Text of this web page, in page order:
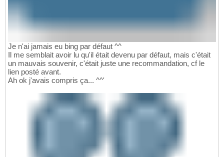
Je n'ai jamais eu bing par défaut ^^
Il me semblait avoir lu qu'il était devenu par défaut, mais c'était
un mauvais souvenir, c'était juste une recommandation, cf le
lien posté avant.
Ah ok j'avais compris ça... ^^'